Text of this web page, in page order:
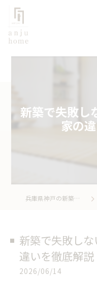
新築で失敗し
家の
兵庫県神戸の新築なら株式会社あんじゅホーム
新築で失敗し
違いを徹底解説
2026/06/14